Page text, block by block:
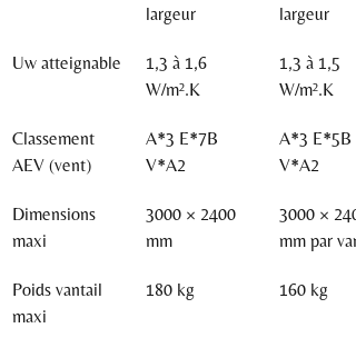
largeur
largeur
Uw atteignable
1,3 à 1,6
W/m².K
1,3 à 1,5
W/m².K
Classement
AEV (vent)
A*3 E*7B
V*A2
A*3 E*5B
V*A2
Dimensions
maxi
3000 × 2400
mm
3000 ×
mm par
Poids vantail
maxi
180 kg 160 kg